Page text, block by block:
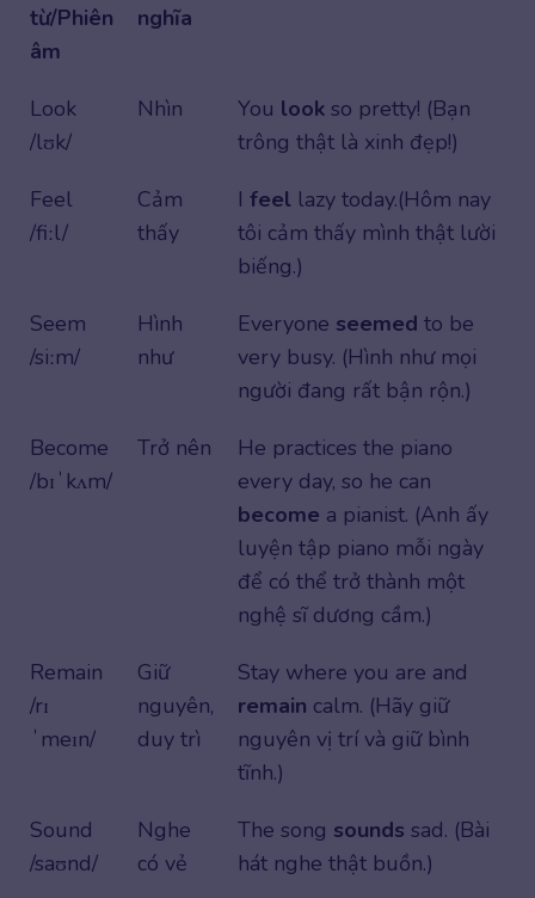
từ/Phiên
âm
nghĩa
Look
/lʊk/
Nhìn You look so pretty! (Bạn
trông thật là xinh đẹp!)
Feel
/fiːl/
Cảm
thấy
I feel lazy today.(Hôm nay
tôi cảm thấy mình thật lười
biếng.)
Seem
/siːm/
Hình
như
Everyone seemed to be
very busy. (Hình như mọi
người đang rất bận rộn.)
Become
/bɪˈkʌm/
Trở nên
He practices the piano
every day, so he can
become a pianist. (Anh ấy
luyện tập piano mỗi ngày
để có thể trở thành một
nghệ sĩ dương cầm.)
Remain
/rɪ
ˈmeɪn/
Giữ
nguyên,
duy trì
Stay where you are and
remain calm. (Hãy giữ
nguyên vị trí và giữ bình
tĩnh.)
Sound
/saʊnd/
Nghe
có vẻ
The song sounds sad. (Bài
hát nghe thật buồn.)